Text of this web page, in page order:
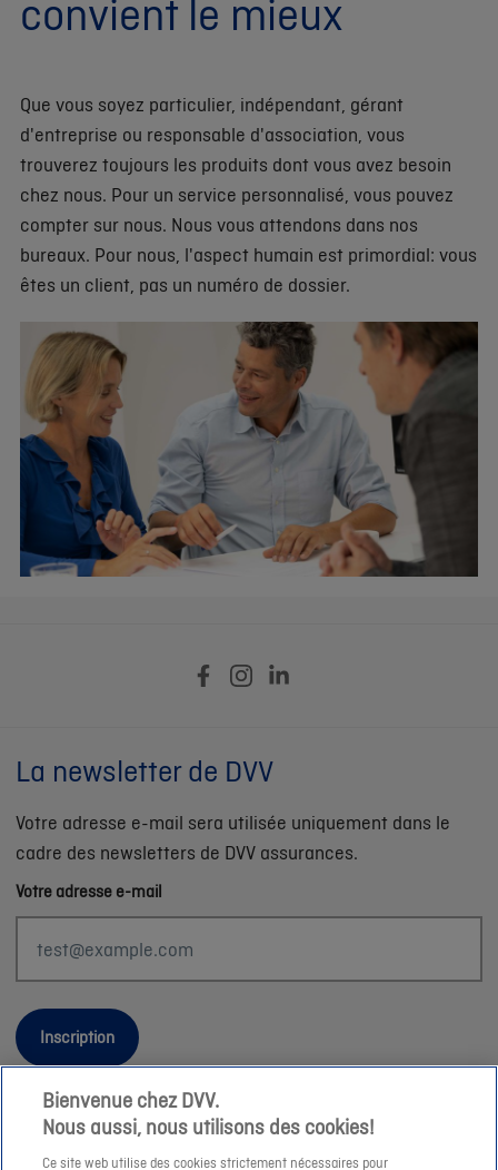
convient le mieux
Que vous soyez particulier, indépendant, gérant
d'entreprise ou responsable d'association, vous
trouverez toujours les produits dont vous avez besoin
chez nous. Pour un service personnalisé, vous pouvez
compter sur nous. Nous vous attendons dans nos
bureaux. Pour nous, l'aspect humain est primordial: vous
êtes un client, pas un numéro de dossier.
La newsletter de DVV
Votre adresse e-mail sera utilisée uniquement dans le
cadre des newsletters de DVV assurances.
Votre adresse e-mail
Inscription
Informations légales
Bienvenue chez DVV.
Nous aussi, nous utilisons des cookies!
Ce site web utilise des cookies strictement nécessaires pour